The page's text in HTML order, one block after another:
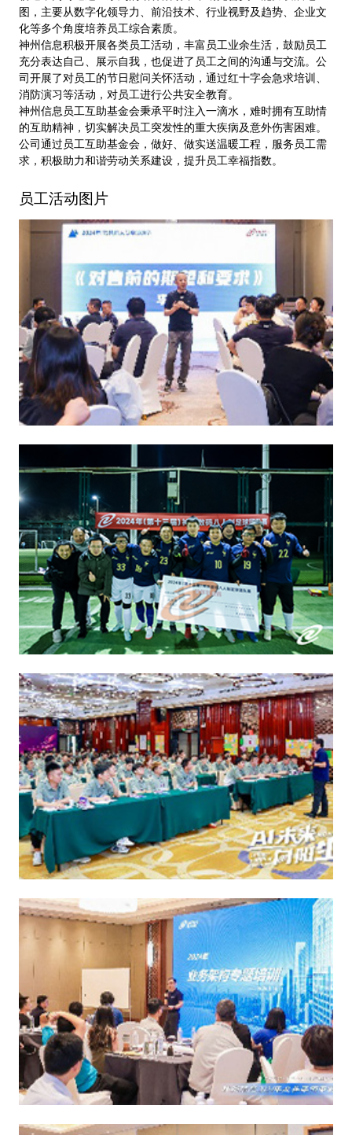
图，主要从数字化领导力、前沿技术、行业视野及趋势、企业文
化等多个角度培养员工综合素质。
神州信息积极开展各类员工活动，丰富员工业余生活，鼓励员工
充分表达自己、展示自我，也促进了员工之间的沟通与交流。公
司开展了对员工的节日慰问关怀活动，通过红十字会急求培训、
消防演习等活动，对员工进行公共安全教育。
神州信息员工互助基金会秉承平时注入一滴水，难时拥有互助情
的互助精神，切实解决员工突发性的重大疾病及意外伤害困难。
公司通过员工互助基金会，做好、做实送温暖工程，服务员工需
求，积极助力和谐劳动关系建设，提升员工幸福指数。
员工活动图片